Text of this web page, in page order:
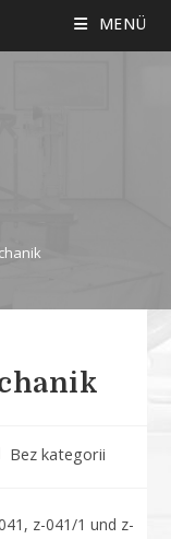
MENÜ
Bez kategorii
z-041/1 und z-